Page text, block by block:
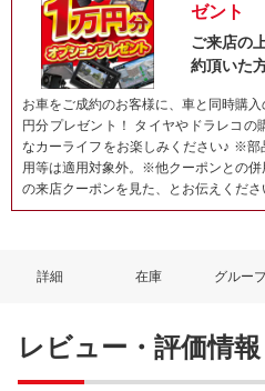
ゼント
ご来店の
約頂いた
お車をご成約のお客様に、車と同時購
円分プレゼント！ タイヤやドラレコの
なカーライフをお楽しみください♪ ※
用等は適用対象外。※他クーポンとの
の来店クーポンを見た、とお伝えくださ
詳細 在庫 グルー
レビュー・評価情報